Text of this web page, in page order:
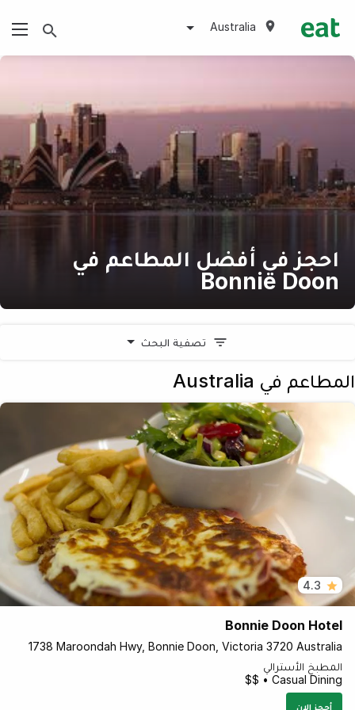
Australia
احجز في أفضل المطاعم في
Bonnie Doon
تصفية البحث
المطاعم في Australia
4.3
Bonnie Doon Hotel
1738 Maroondah Hwy, Bonnie Doon, Victoria 3720 Australia
المطبخ الأسترالي
Casual Dining • $$
أحجز الان